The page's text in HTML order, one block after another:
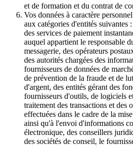
et de formation et du contrat de
Vos données à caractère
aux catégories d'entités suivantes
des services de paiement
auquel appartient le responsable
messagerie, des opérateurs
des autorités chargées des
fournisseurs de données de
de prévention de la fraude et de
d'argent, des entités gérant des
fournisseurs d'outils, de logiciels
traitement des transactions et des
effectuées dans le cadre de la
ainsi qu'à l'envoi d'informations
électronique, des conseillers
des sociétés de conseil, le